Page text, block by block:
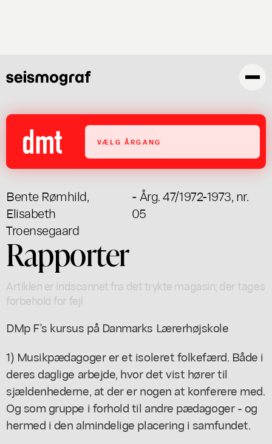
VÆLG ÅRGANG
Bente Rømhild,
Elisabeth
Troensegaard
- Årg. 47/1972-1973, nr.
05
Rapporter
Artiklen er indscannet fra det trykte magasin; der tages
forbehold for fejl
DMp F's kursus på Danmarks Lærerhøjskole
1) Musikpædagoger er et isoleret folkefærd. Både i
deres daglige arbejde, hvor det vist hører til
sjældenhederne, at der er nogen at konferere med.
Og som gruppe i forhold til andre pædagoger - og
hermed i den almindelige placering i samfundet.